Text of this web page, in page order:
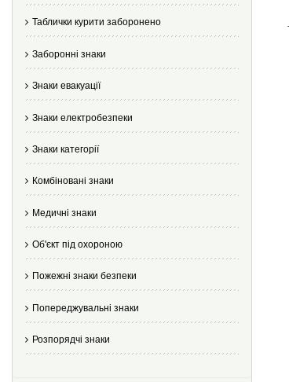
Таблички курити заборонено
Заборонні знаки
Знаки евакуації
Знаки електробезпеки
Знаки категорії
Комбіновані знаки
Медичні знаки
Об'єкт під охороною
Пожежні знаки безпеки
Попереджувальні знаки
Розпорядчі знаки